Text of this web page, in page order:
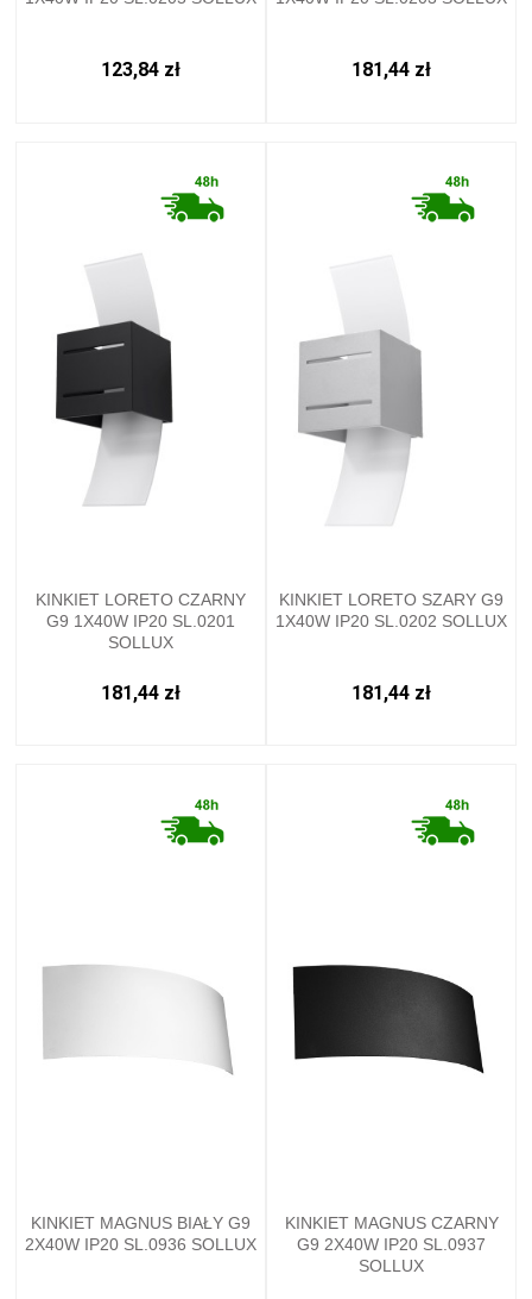
123,84 zł 181,44 zł
KINKIET LORETO CZARNY
G9 1X40W IP20 SL.0201
SOLLUX
181,44 zł
KINKIET LORETO SZARY G9
1X40W IP20 SL.0202 SOLLUX
181,44 zł
KINKIET MAGNUS BIAŁY G9
2X40W IP20 SL.0936 SOLLUX
KINKIET MAGNUS CZARNY
G9 2X40W IP20 SL.0937
SOLLUX